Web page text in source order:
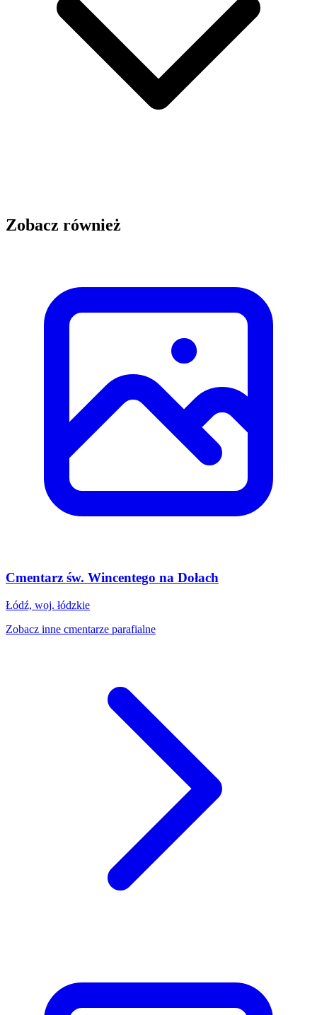
Zobacz również
Cmentarz św. Wincentego na Dołach
Łódź, woj. łódzkie
Zobacz inne cmentarze parafialne